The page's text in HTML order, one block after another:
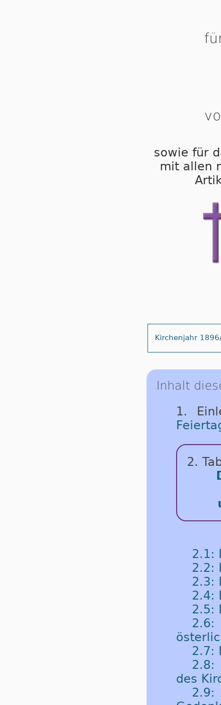
sowie für
mit allen
Kirchenjahr
Inhalt
1.
2.
2.1:
2.2:
2.3:
2.4:
2.5:
2.7:
2.8:
des